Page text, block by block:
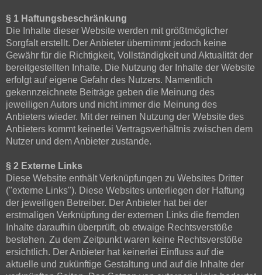
§ 1 Haftungsbeschränkung
Die Inhalte dieser Website werden mit größtmöglicher
Sorgfalt erstellt. Der Anbieter übernimmt jedoch keine
Gewähr für die Richtigkeit, Vollständigkeit und Aktualität der
bereitgestellten Inhalte. Die Nutzung der Inhalte der Website
erfolgt auf eigene Gefahr des Nutzers. Namentlich
gekennzeichnete Beiträge geben die Meinung des
jeweiligen Autors und nicht immer die Meinung des
Anbieters wieder. Mit der reinen Nutzung der Website des
Anbieters kommt keinerlei Vertragsverhältnis zwischen dem
Nutzer und dem Anbieter zustande.
§ 2 Externe Links
Diese Website enthält Verknüpfungen zu Websites Dritter
("externe Links"). Diese Websites unterliegen der Haftung
der jeweiligen Betreiber. Der Anbieter hat bei der
erstmaligen Verknüpfung der externen Links die fremden
Inhalte daraufhin überprüft, ob etwaige Rechtsverstöße
bestehen. Zu dem Zeitpunkt waren keine Rechtsverstöße
ersichtlich. Der Anbieter hat keinerlei Einfluss auf die
aktuelle und zukünftige Gestaltung und auf die Inhalte der